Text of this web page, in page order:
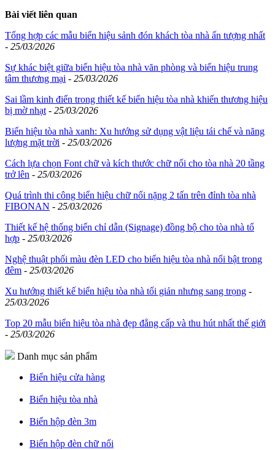
Bài viết liên quan
Tổng hợp các mẫu biển hiệu sảnh đón khách tòa nhà ấn tượng nhất
- 25/03/2026
Sự khác biệt giữa biển hiệu tòa nhà văn phòng và biển hiệu trung
tâm thương mại - 25/03/2026
Sai lầm kinh điển trong thiết kế biển hiệu tòa nhà khiến thương hiệu
bị mờ nhạt - 25/03/2026
Biển hiệu tòa nhà xanh: Xu hướng sử dụng vật liệu tái chế và năng
lượng mặt trời - 25/03/2026
Cách lựa chọn Font chữ và kích thước chữ nổi cho tòa nhà 20 tầng
trở lên - 25/03/2026
Quá trình thi công biển hiệu chữ nổi nặng 2 tấn trên đỉnh tòa nhà
FIBONAN - 25/03/2026
Thiết kế hệ thống biển chỉ dẫn (Signage) đồng bộ cho tòa nhà tổ
hợp - 25/03/2026
Nghệ thuật phối màu đèn LED cho biển hiệu tòa nhà nổi bật trong
đêm - 25/03/2026
Xu hướng thiết kế biển hiệu tòa nhà tối giản nhưng sang trọng -
25/03/2026
Top 20 mẫu biển hiệu tòa nhà đẹp đẳng cấp và thu hút nhất thế giới
- 25/03/2026
Danh mục sản phẩm
Biển hiệu cửa hàng
Biển hiệu tòa nhà
Biển hộp đèn 3m
Biển hộp đèn chữ nổi